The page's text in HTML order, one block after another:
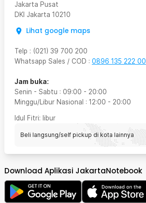
Jakarta Pusat
DKI Jakarta 10210
Lihat google maps
Telp : (021) 39 700 200
Whatsapp Sales / COD : 0896 135 222 00
Jam buka:
Senin - Sabtu : 09:00 - 20:00
Minggu/Libur Nasional : 12:00 - 20:00
Idul Fitri: libur
Beli langsung/self pickup di kota lainnya
Download Aplikasi JakartaNotebook